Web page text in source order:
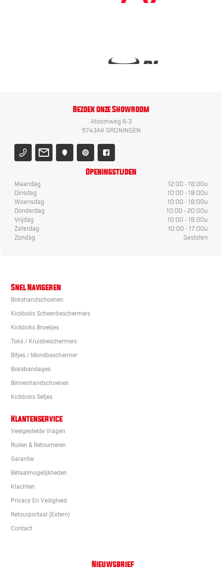
Bezoek onze Showroom
Atoomweg 6-3
9743AK GRONINGEN
Openingstijden
Maandag
12:00 - 18:00u
Dinsdag
10:00 - 18:00u
Woensdag
10:00 - 18:00u
Donderdag
10:00 - 20:00u
Vrijdag
10:00 - 18:00u
Zaterdag
10:00 - 17:00u
Zondag
Gesloten
Snel Navigeren
Bokshandschoenen
Kickboks Scheenbeschermers
Kickboks Broekjes
Toks / Kruisbeschermers
Bitjes / Mondbeschermer
Boksbandages
Binnenhandschoenen
Kickboks Setjes
Klantenservice
Veelgestelde Vragen
Ruilen & Retourneren
Garantie
Betaalmogelijkheden
Klachten
Privacy En Veiligheid
Retourportaal (extern)
Contact
Nieuwsbrief